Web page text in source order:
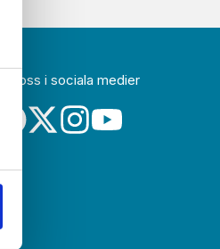
Följ oss i sociala medier